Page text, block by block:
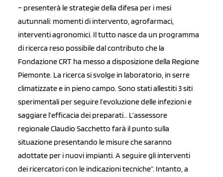
– presenterà le strategie della difesa per i mesi
autunnali: momenti di intervento, agrofarmaci,
interventi agronomici. Il tutto nasce da un programma
di ricerca reso possibile dal contributo che la
Fondazione CRT ha messo a disposizione della Regione
Piemonte. La ricerca si svolge in laboratorio, in serre
climatizzate e in pieno campo. Sono stati allestiti 3 siti
sperimentali per seguire l’evoluzione delle infezioni e
saggiare l’efficacia dei preparati… L’assessore
regionale Claudio Sacchetto farà il punto sulla
situazione presentando le misure che saranno
adottate per i nuovi impianti. A seguire gli interventi
dei ricercatori con le indicazioni tecniche”. Intanto, a